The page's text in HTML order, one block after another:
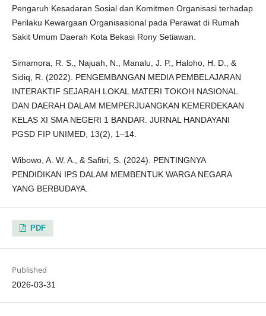
Pengaruh Kesadaran Sosial dan Komitmen Organisasi terhadap
Perilaku Kewargaan Organisasional pada Perawat di Rumah
Sakit Umum Daerah Kota Bekasi Rony Setiawan.
Simamora, R. S., Najuah, N., Manalu, J. P., Haloho, H. D., &
Sidiq, R. (2022). PENGEMBANGAN MEDIA PEMBELAJARAN
INTERAKTIF SEJARAH LOKAL MATERI TOKOH NASIONAL
DAN DAERAH DALAM MEMPERJUANGKAN KEMERDEKAAN
KELAS XI SMA NEGERI 1 BANDAR. JURNAL HANDAYANI
PGSD FIP UNIMED, 13(2), 1–14.
Wibowo, A. W. A., & Safitri, S. (2024). PENTINGNYA
PENDIDIKAN IPS DALAM MEMBENTUK WARGA NEGARA
YANG BERBUDAYA.
PDF
Published
2026-03-31